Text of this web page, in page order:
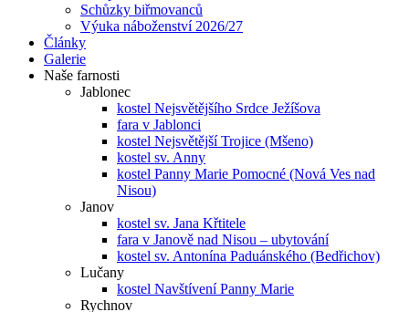
Schůzky biřmovanců
Výuka náboženství 2026/27
Články
Galerie
Naše farnosti
Jablonec
kostel Nejsvětějšího Srdce Ježíšova
fara v Jablonci
kostel Nejsvětější Trojice (Mšeno)
kostel sv. Anny
kostel Panny Marie Pomocné (Nová Ves nad
Nisou)
Janov
kostel sv. Jana Křtitele
fara v Janově nad Nisou – ubytování
kostel sv. Antonína Paduánského (Bedřichov)
Lučany
kostel Navštívení Panny Marie
Rychnov